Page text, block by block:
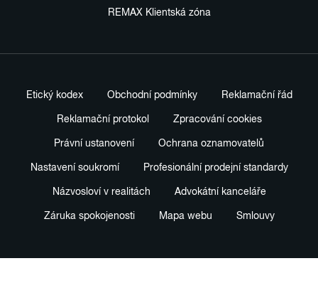
REMAX Klientská zóna
Etický kodex Obchodní podmínky Reklamační řád
Reklamační protokol Zpracování cookies
Právní ustanovení Ochrana oznamovatelů
Nastavení soukromí Profesionální prodejní standardy
Názvosloví v realitách Advokátní kanceláře
Záruka spokojenosti Mapa webu Smlouvy